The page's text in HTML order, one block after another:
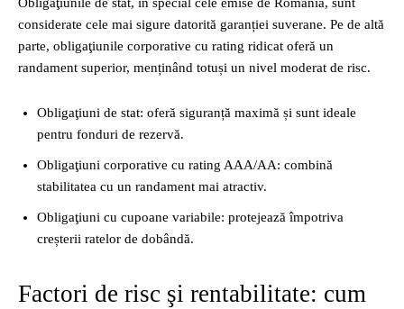
considerate cele mai sigure datorită garanției suverane. Pe de altă
parte, obligaţiunile corporative cu rating ridicat oferă un
randament superior, menținând totuși un nivel moderat de risc.
Obligaţiuni de stat: oferă siguranță maximă și sunt ideale
pentru fonduri de rezervă.
Obligaţiuni corporative cu rating AAA/AA: combină
stabilitatea cu un randament mai atractiv.
Obligaţiuni cu cupoane variabile: protejează împotriva
creșterii ratelor de dobândă.
Factori de risc şi rentabilitate: cum